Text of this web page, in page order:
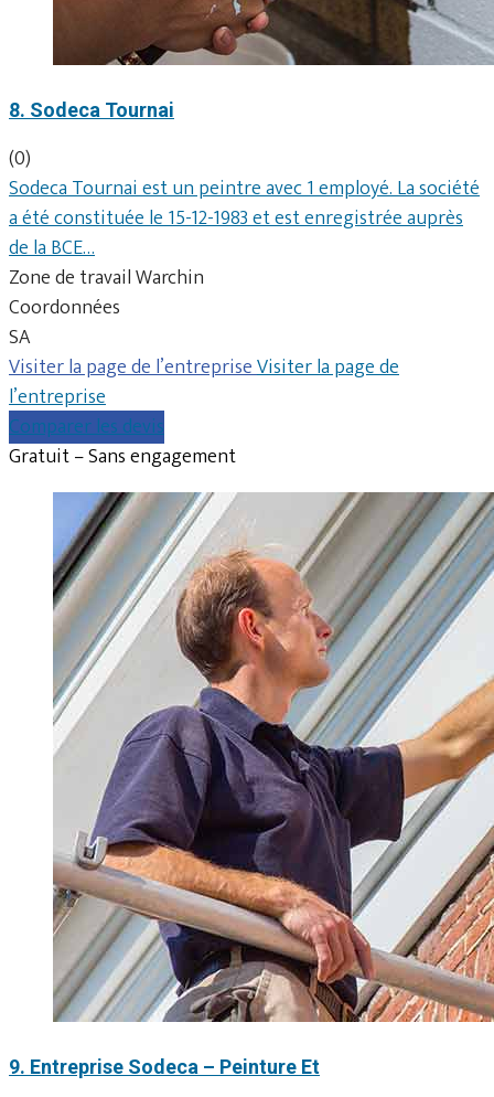
8. Sodeca Tournai
(0)
Sodeca Tournai est un peintre avec 1 employé. La société
a été constituée le 15-12-1983 et est enregistrée auprès
de la BCE…
Zone de travail Warchin
Coordonnées
SA
Visiter la page de l’entrepriseVisiter la page de
l’entreprise
Comparer les devis
Gratuit – Sans engagement
9. Entreprise Sodeca – Peinture Et